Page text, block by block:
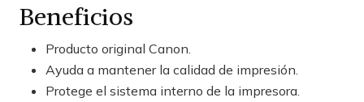
Beneficios
Producto original Canon.
Ayuda a mantener la calidad de impresión.
Protege el sistema interno de la impresora.